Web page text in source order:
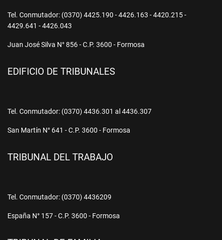
Tel. Conmutador: (0370) 4425.190 - 4426.163 - 4420.215 -
4429.641 - 4426.043
Juan José Silva N° 856 - C.P. 3600 - Formosa
EDIFICIO DE TRIBUNALES
Tel. Conmutador: (0370) 4436.301 al 4436.307
San Martín N° 641 - C.P. 3600 - Formosa
TRIBUNAL DEL TRABAJO
Tel. Conmutador: (0370) 4436209
España N° 157 - C.P. 3600 - Formosa